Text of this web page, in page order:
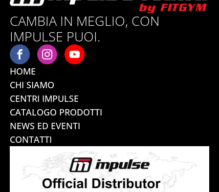
CAMBIA IN MEGLIO, CON
IMPULSE PUOI.
HOME
CHI SIAMO
CENTRI IMPULSE
CATALOGO PRODOTTI
NEWS ED EVENTI
CONTATTI